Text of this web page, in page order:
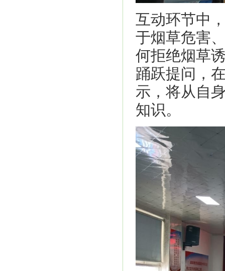
互动环节中
于烟草危害
何拒绝烟草
踊跃提问，
示，将从自
知识。